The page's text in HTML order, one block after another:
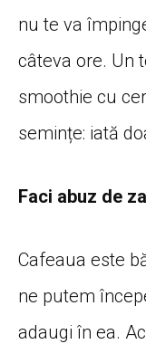
nu te va
câteva ore. Un
smoothie cu
semințe: iată
Faci abuz de
Cafeaua este
ne putem
adaugi în ea.